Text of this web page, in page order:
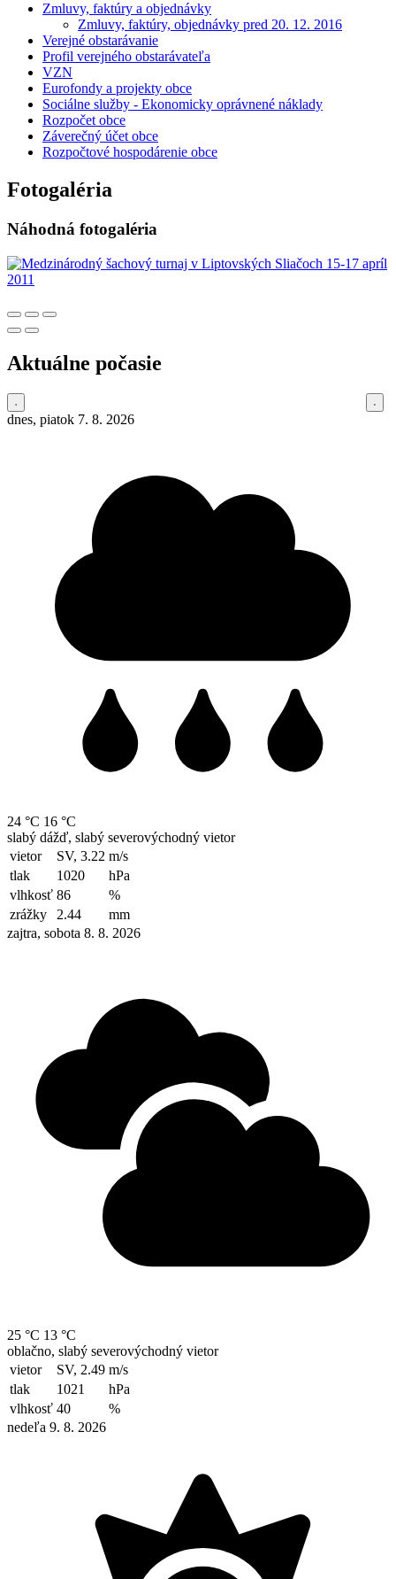
Zmluvy, faktúry a objednávky
Zmluvy, faktúry, objednávky pred 20. 12. 2016
Verejné obstarávanie
Profil verejného obstarávateľa
VZN
Eurofondy a projekty obce
Sociálne služby - Ekonomicky oprávnené náklady
Rozpočet obce
Záverečný účet obce
Rozpočtové hospodárenie obce
Fotogaléria
Náhodná fotogaléria
Aktuálne počasie
dnes, piatok 7. 8. 2026
24 °C 16 °C
slabý dážď, slabý severovýchodný vietor
vietor
SV, 3.22 m/s
tlak
1020
hPa
vlhkosť 86
%
zrážky
2.44
mm
zajtra, sobota 8. 8. 2026
25 °C 13 °C
oblačno, slabý severovýchodný vietor
vietor
SV, 2.49 m/s
tlak
1021
hPa
vlhkosť 40
%
nedeľa 9. 8. 2026